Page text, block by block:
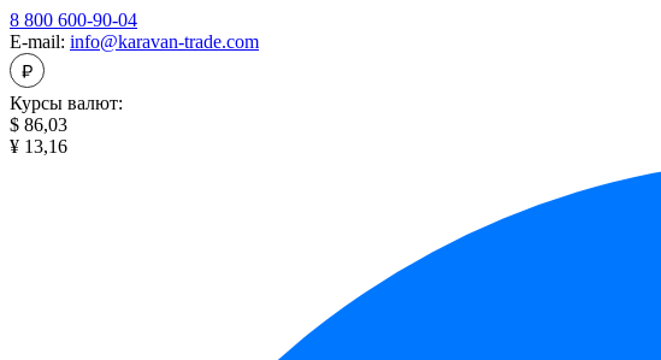
8 800 600-90-04
E-mail: info@karavan-trade.com
Курсы валют:
$ 86,03
¥ 13,16